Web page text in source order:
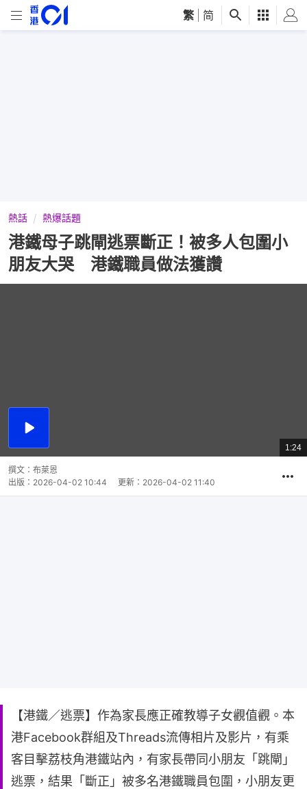
繁 简
熱話 熱爆話題
港鐵母子跳閘逃票斷正！被多人包圍小
朋友大哭 港鐵職員做法獲讚
播
總
共
1:24
撰文： 布萊恩
出版： 2026-04-02 10:44 更新： 2026-04-02 11:40
【港鐵／逃票】作為家長應正確教導子女觀值觀。本
港Facebook群組及Threads流傳相片及影片，有乘
客目擊荔枝角港鐵站內，有家長帶同小朋友「跳閘」
逃票，結果「斷正」被多名港鐵職員包圍，小朋友更